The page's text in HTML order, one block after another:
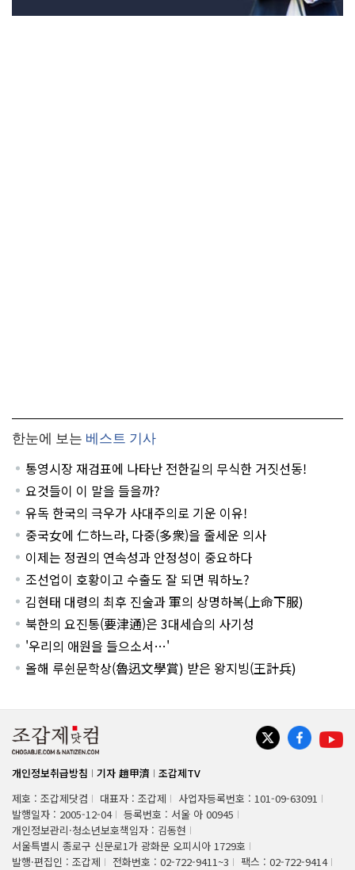
한눈에 보는 베스트 기사
통영시장 재검표에 나타난 전한길의 무식한 거짓선동!
요것들이 이 말을 들을까?
유독 한국의 극우가 사대주의로 기운 이유!
중국女에 仁하느라, 다중(多衆)을 줄세운 의사
이제는 정권의 연속성과 안정성이 중요하다
조선업이 호황이고 수출도 잘 되면 뭐하노?
김현태 대령의 최후 진술과 軍의 상명하복(上命下服)
북한의 요진통(要津通)은 3대세습의 사기성
'우리의 애원을 들으소서…'
올해 루쉰문학상(魯迅文學賞) 받은 왕지빙(王計兵)
개인정보취급방침 기자 趙甲濟
조갑제TV
제호 : 조갑제닷컴
대표자 : 조갑제
사업자등록번호 : 101-09-63091
발행일자 : 2005-12-04
등록번호 : 서울 아 00945
개인정보관리·청소년보호책임자 : 김동현
서울특별시 종로구 신문로1가 광화문 오피시아 1729호
발행·편집인 : 조갑제
전화번호 : 02-722-9411~3
팩스 : 02-722-9414